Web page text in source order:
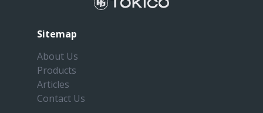
Sitemap
About Us
Products
Articles
Contact Us